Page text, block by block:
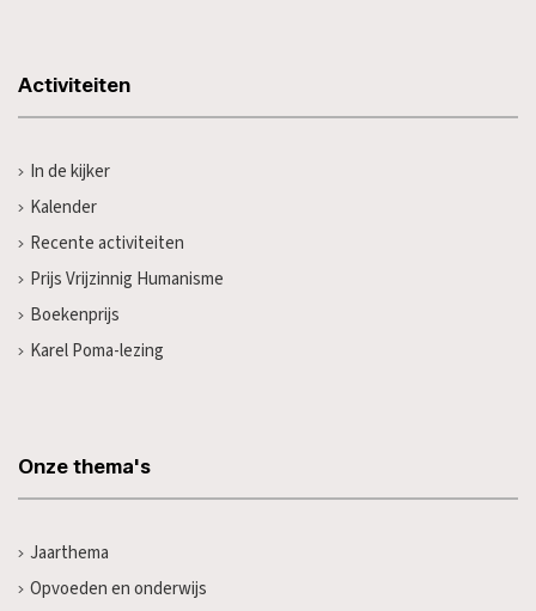
Activiteiten
In de kijker
Kalender
Recente activiteiten
Prijs Vrijzinnig Humanisme
Boekenprijs
Karel Poma-lezing
Onze thema's
Jaarthema
Opvoeden en onderwijs